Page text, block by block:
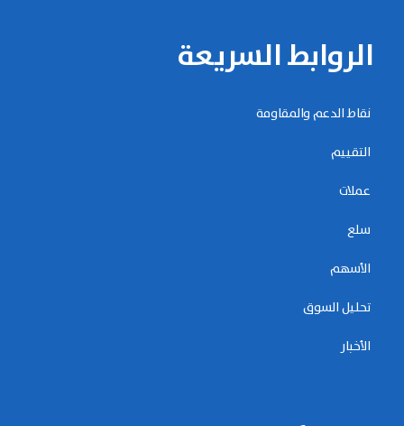
الروابط السريعة
نقاط الدعم والمقاومة
التقييم
عملات
سلع
الأسهم
تحليل السوق
الأخبار